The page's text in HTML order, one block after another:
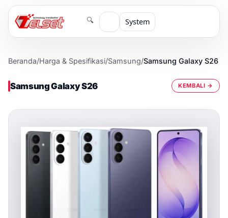
🔍 System
Beranda/Harga & Spesifikasi/Samsung/Samsung Galaxy S26
Samsung Galaxy S26 KEMBALI →